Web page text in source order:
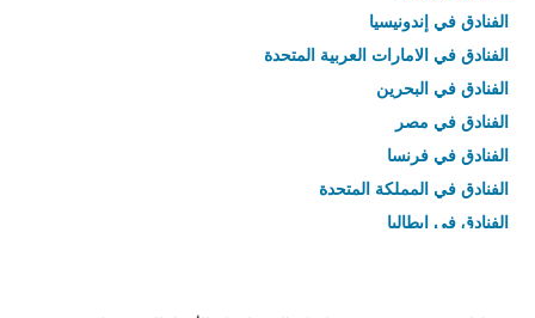
الفنادق في إندونيسيا
الفنادق في الامارات العربية المتحدة
الفنادق في البحرين
الفنادق في مصر
الفنادق في فرنسا
الفنادق في المملكة المتحدة
الفنادق في إيطاليا